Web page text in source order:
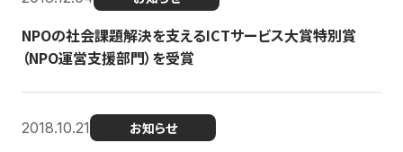
NPOの社会課題解決を支えるICTサービス大賞特別賞
（NPO運営支援部門）を受賞
2018.10.21 お知らせ